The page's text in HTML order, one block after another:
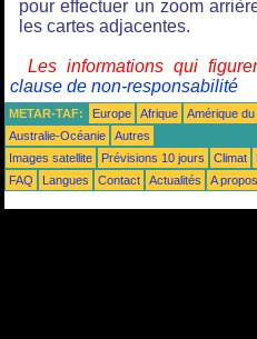
pour effectuer un zoom
les cartes adjacentes.
Les informations qui
clause de non-responsabilité
METAR-TAF: Europe Afrique Amérique
Australie-Océanie
Autres
Images satellite
Prévisions 10 jours Climat
FAQ
Langues Contact Actualités A propos